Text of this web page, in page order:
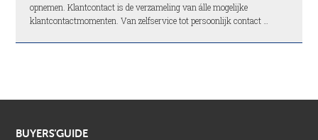
opnemen. Klantcontact is de verzameling van álle mogelijke
klantcontactmomenten. Van zelfservice tot persoonlijk contact …
BUYERS’GUIDE